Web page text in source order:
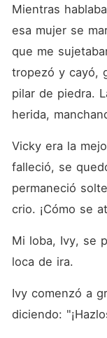
Mientras
esa mujer se
que me
tropezó y cayó,
pilar de piedra.
herida,
Vicky era la
falleció, se
permaneció
crio. ¡Cómo se
Mi loba, Ivy, se
loca de ira.
Ivy comenzó a
diciendo: